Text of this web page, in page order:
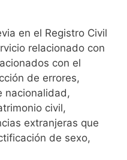
en el Registro Civil
relacionado con
con el
de errores,
nacionalidad,
civil,
extranjeras que
de sexo,